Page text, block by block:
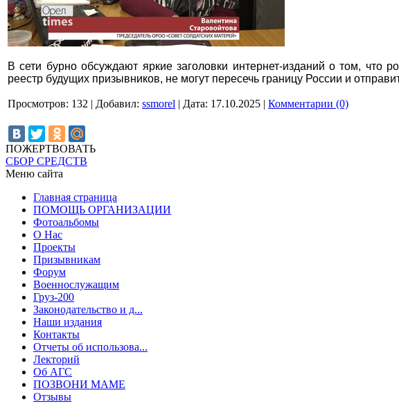
В сети бурно обсуждают яркие заголовки интернет-изданий о том, что
реестр будущих призывников, не могут пересечь границу России и
Просмотров: 132 | Добавил: ssmorel | Дата: 17.10.2025 | Комментарии (0)
ПОЖЕРТВОВАТЬ
СБОР СРЕДСТВ
Меню сайта
Главная страница
ПОМОЩЬ ОРГАНИЗАЦИИ
Фотоальбомы
О Нас
Проекты
Призывникам
Форум
Военнослужащим
Груз-200
Законодательство и д...
Наши издания
Контакты
Отчеты об использова...
Лекторий
Об АГС
ПОЗВОНИ МАМЕ
Отзывы